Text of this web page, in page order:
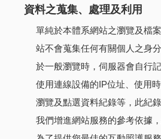
資料之蒐集、處理及利用
單純於本體系網站之瀏覽及檔
站不會蒐集任何有關個人之身分
於一般瀏覽時，伺服器會自行
使用連線設備的IP位址、使用
瀏覽及點選資料紀錄等，此紀
我們增進網站服務的參考依據